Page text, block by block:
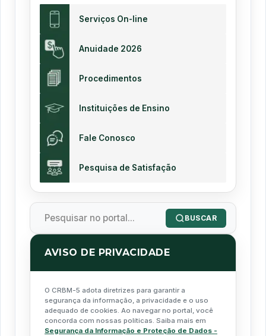
Serviços On-line
Anuidade 2026
Procedimentos
Instituições de Ensino
Fale Conosco
Pesquisa de Satisfação
BUSCAR
AVISO DE PRIVACIDADE
O CRBM-5 adota diretrizes para garantir a
segurança da informação, a privacidade e o uso
adequado de cookies. Ao navegar no portal, você
concorda com nossas políticas. Saiba mais em
Segurança da Informação e Proteção de Dados -